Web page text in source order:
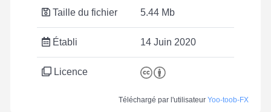
Taille du fichier 5.44 Mb
Établi 14 Juin 2020
Licence
Téléchargé par l'utilisateur Yoo-toob-FX